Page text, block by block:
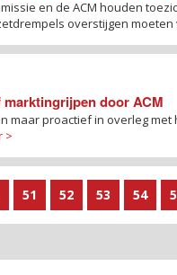
en de ACM houden
overstijgen
marktingrijpen door ACM
maar proactief in overleg
>
51 52 53 54